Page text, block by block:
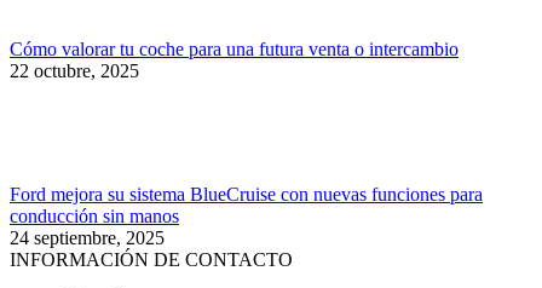
Cómo valorar tu coche para una futura venta o intercambio
22 octubre, 2025
Ford mejora su sistema BlueCruise con nuevas funciones para
conducción sin manos
24 septiembre, 2025
INFORMACIÓN DE CONTACTO